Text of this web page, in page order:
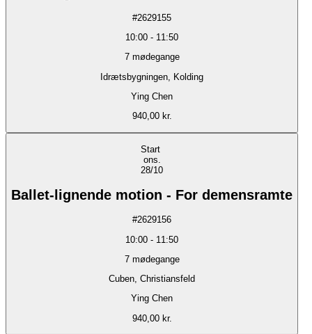
#2629155
10:00 - 11:50
7 mødegange
Idrætsbygningen, Kolding
Ying Chen
940,00 kr.
Start
ons.
28/10
Ballet-lignende motion - For demensramte
#2629156
10:00 - 11:50
7 mødegange
Cuben, Christiansfeld
Ying Chen
940,00 kr.